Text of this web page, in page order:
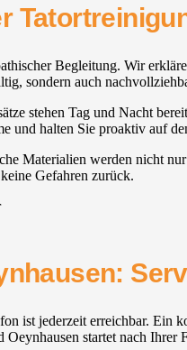
Begleitung. Wir
sondern auch
stehen Tag und Nacht
und halten Sie proaktiv auf
Materialien werden nicht
Gefahren zurück.
ist jederzeit erreichbar.
startet nach Ihrer